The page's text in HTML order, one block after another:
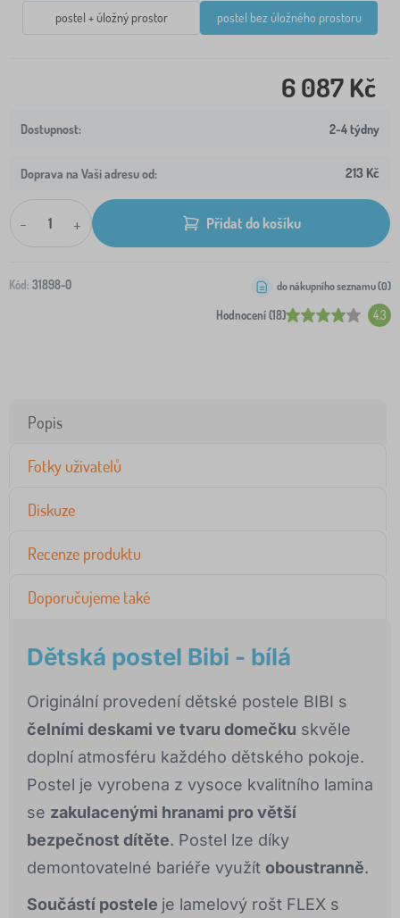
postel + úložný prostor postel bez úložného prostoru
6 087 Kč
2-4 týdny
Doprava na Vaši adresu od: 213 Kč
- + Přidat do košíku
Kód: 31898-0
Hodnocení (18) 4.3
do nákupního seznamu (0)
Popis
Fotky uživatelů
Diskuze
Recenze produktu
Doporučujeme také
Dětská postel Bibi - bílá
Originální provedení dětské postele BIBI s
čelními deskami ve tvaru domečku skvěle
doplní atmosféru každého dětského pokoje.
Postel je vyrobena z vysoce kvalitního lamina
se zakulacenými hranami pro větší
bezpečnost dítěte. Postel lze díky
demontovatelné bariéře využít oboustranně.
Součástí postele je lamelový rošt FLEX s